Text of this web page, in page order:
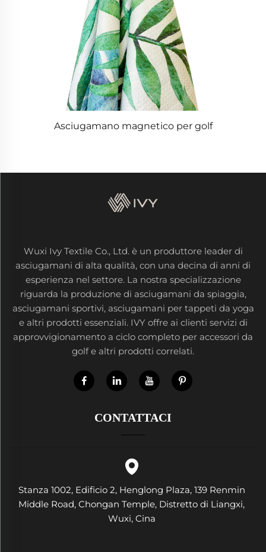
Asciugamano magnetico per golf
Wuxi Ivy Textile Co., Ltd. è un produttore leader di
asciugamani di alta qualità, con una decina di anni di
esperienza nel settore. La nostra specializzazione
riguarda la produzione di asciugamani da spiaggia,
asciugamani sportivi, asciugamani per tappeti da yoga
e altri prodotti essenziali. IVY offre ai clienti servizi di
approvvigionamento a ciclo completo per accessori da
golf e altri prodotti correlati.
CONTATTACI
Stanza 1002, Edificio 2, Henglong Plaza, 139 Renmin
Middle Road, Chongan Temple, Distretto di Liangxi,
Wuxi, Cina